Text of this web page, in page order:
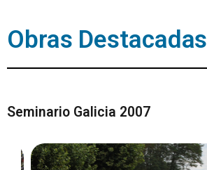
Obras Destacadas
Seminario Galicia 2007